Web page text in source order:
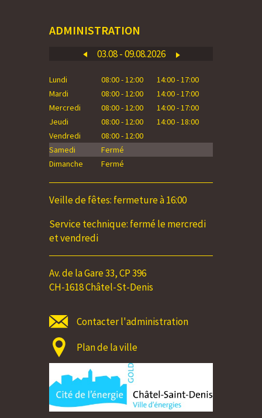
ADMINISTRATION
03.08 - 09.08.2026
Lundi 08:00 - 12:00
14:00 - 17:00
Mardi
08:00 - 12:00
14:00 - 17:00
Mercredi
08:00 - 12:00
14:00 - 17:00
Jeudi
08:00 - 12:00
14:00 - 18:00
Vendredi
08:00 - 12:00
Samedi
Fermé
Dimanche
Fermé
Veille de fêtes: fermeture à 16:00
Service technique: fermé le mercredi
et vendredi
Av. de la Gare 33, CP 396
CH-1618 Châtel-St-Denis
Contacter l'administration
Plan de la ville